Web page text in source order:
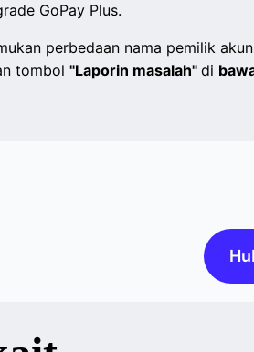
GoPay Plus.
perbedaan nama pemilik
tombol "Laporin masalah" di